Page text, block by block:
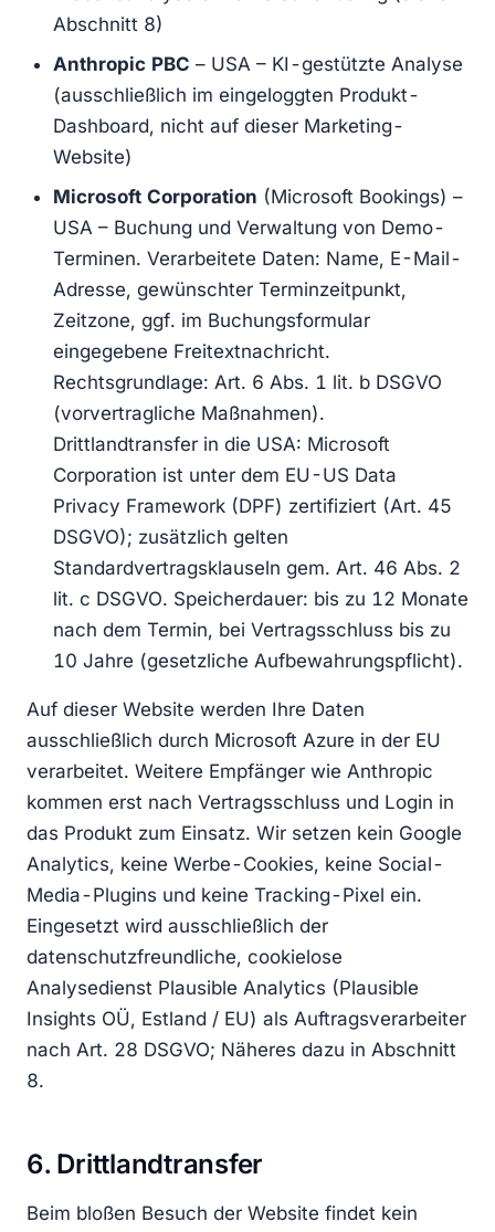
Abschnitt 8)
Anthropic PBC – USA – KI-gestützte Analyse
(ausschließlich im eingeloggten Produkt-
Dashboard, nicht auf dieser Marketing-
Website)
Microsoft Corporation (Microsoft Bookings) –
USA – Buchung und Verwaltung von Demo-
Terminen. Verarbeitete Daten: Name, E-Mail-
Adresse, gewünschter Terminzeitpunkt,
Zeitzone, ggf. im Buchungsformular
eingegebene Freitextnachricht.
Rechtsgrundlage: Art. 6 Abs. 1 lit. b DSGVO
(vorvertragliche Maßnahmen).
Drittlandtransfer in die USA: Microsoft
Corporation ist unter dem EU-US Data
Privacy Framework (DPF) zertifiziert (Art. 45
DSGVO); zusätzlich gelten
Standardvertragsklauseln gem. Art. 46 Abs. 2
lit. c DSGVO. Speicherdauer: bis zu 12 Monate
nach dem Termin, bei Vertragsschluss bis zu
10 Jahre (gesetzliche Aufbewahrungspflicht).
Auf dieser Website werden Ihre Daten
ausschließlich durch Microsoft Azure in der EU
verarbeitet. Weitere Empfänger wie Anthropic
kommen erst nach Vertragsschluss und Login in
das Produkt zum Einsatz. Wir setzen kein Google
Analytics, keine Werbe-Cookies, keine Social-
Media-Plugins und keine Tracking-Pixel ein.
Eingesetzt wird ausschließlich der
datenschutzfreundliche, cookielose
Analysedienst Plausible Analytics (Plausible
Insights OÜ, Estland / EU) als Auftragsverarbeiter
nach Art. 28 DSGVO; Näheres dazu in Abschnitt
8.
6. Drittlandtransfer
Beim bloßen Besuch der Website findet kein